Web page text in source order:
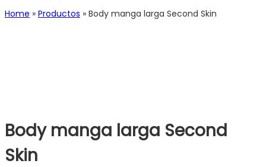
Home » Productos » Body manga larga Second Skin
Body manga larga Second
Skin